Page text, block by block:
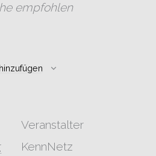
empfohlen
Veranstalter
KennNetz